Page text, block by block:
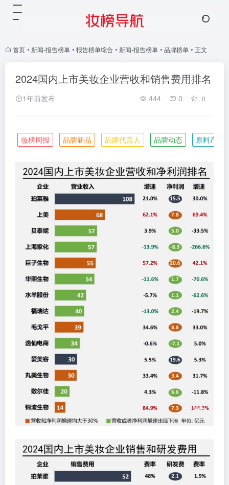
首页 • 新闻-报告榜单 • 报告榜单综合 • 新闻-报告榜单 • 品牌榜单 • 正文
2024国内上市美妆企业营收和销售费用排名
1年前发布 444 0 0
妆榜周报 品牌新品 品牌代言人 品牌动态 原料产业